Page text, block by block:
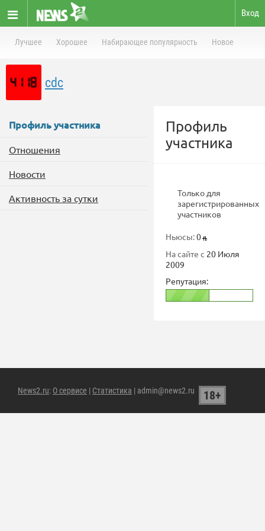
Вход
Лучшее Хорошее Набирающее популярность Новое
cdc
Профиль участника
Отношения
Новости
Активность за сутки
Профиль
участника
Только для
зарегистрированных
участников
Ньюсы:0
На сайте с 20 Июля
2009
Репутация:
News2.ru: О сервисе | Статистика | admin@news2.ru 18+